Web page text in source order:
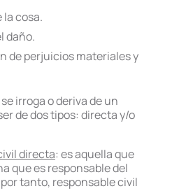
la cosa.
daño.
de perjuicios materiales y
irroga o deriva de un
de dos tipos: directa y/o
directa: es aquella que
que es responsable del
tanto, responsable civil